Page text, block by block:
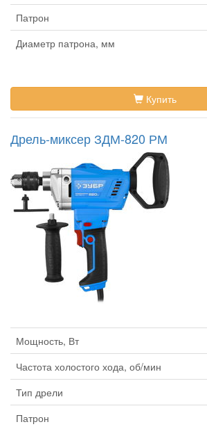
Патрон
Диаметр патрона, мм
Купить
Дрель-миксер ЗДМ-820 РМ
Мощность, Вт
Частота холостого хода, об/мин
Тип дрели
Патрон